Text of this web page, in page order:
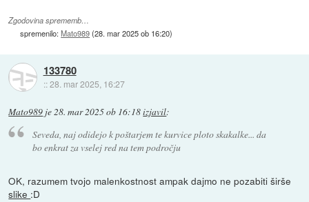
Zgodovina sprememb…
spremenilo:Mato989(28. mar 2025 ob 16:20)
133780
::28. mar 2025, 16:27
Mato989 je28. mar 2025 ob 16:18izjavil:
Seveda, naj odidejo k poštarjem te kurvice ploto skakalke... da
bo enkrat za vselej red na tem področju
OK, razumem tvojo malenkostnost ampak dajmo ne pozabiti širše
slike :D